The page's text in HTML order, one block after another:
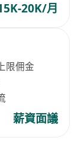
20K/月
限佣金
薪資面議